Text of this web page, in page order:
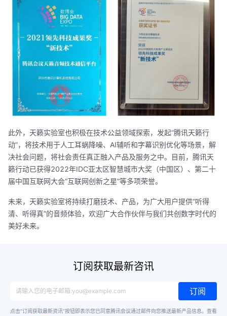
此外，天籁实验室也积极在技术公益领域探索，发起“腾讯天籁行
动”，将技术用于人工耳蜗降噪、AI辅听和字幕识别优化等场景，解
决社会问题，将社会责任真正融入产品及服务之中。目前，腾讯天
籁行动已获得2022年IDC亚太区智慧城市大奖（中国区）、第二十
届中国互联网大会“互联网创新之星”等多项荣誉。
未来，天籁实验室将持续打磨技术、产品，为广大用户提供“听得
清、听得真”的音频体验，欢迎广大合作伙伴与我们共创数字时代的
美好未来。
订阅获取最新咨讯
订阅
点击“订阅获取最新资讯”按钮即表示您已同意腾讯会议通过邮件向您推送最新产品信息。 查看